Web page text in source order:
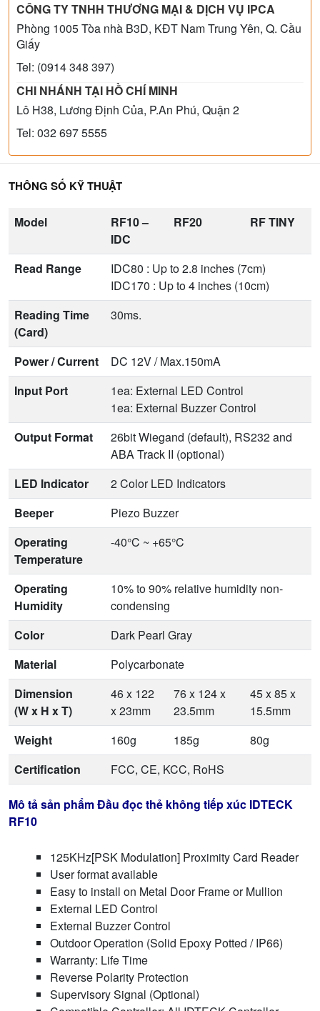
CÔNG TY TNHH THƯƠNG MẠI & DỊCH VỤ IPCA
Phòng 1005 Tòa nhà B3D, KĐT Nam Trung Yên, Q. Cầu
Giấy
Tel: (0914 348 397)
CHI NHÁNH TẠI HỒ CHÍ MINH
Lô H38, Lương Định Của, P.An Phú, Quận 2
Tel: 032 697 5555
Mô tả sản phẩm Đầu đọc thẻ không tiếp xúc IDTECK
RF10
125KHz[PSK Modulation] Proximity Card Reader
User format available
Easy to install on Metal Door Frame or Mullion
External LED Control
External Buzzer Control
Outdoor Operation (Solid Epoxy Potted / IP66)
Warranty: Life Time
Reverse Polarity Protection
Supervisory Signal (Optional)
THÔNG SỐ KỸ THUẬT
Model
RF10 –
IDC
RF20 RF TINY
Read Range
IDC80 : Up to 2.8 inches (7cm)
IDC170 : Up to 4 inches (10cm)
Reading Time
(Card)
30ms.
Power / Current
DC 12V / Max.150mA
Input Port
1ea: External LED Control
1ea: External Buzzer Control
Output Format
26bit Wiegand (default), RS232 and
ABA Track II (optional)
LED Indicator
2 Color LED Indicators
Beeper
Piezo Buzzer
Operating
Temperature
-40°C ~ +65°C
Operating
Humidity
10% to 90% relative humidity non-
condensing
Color
Dark Pearl Gray
Material
Polycarbonate
Dimension
(W x H x T)
46 x 122
x 23mm
76 x 124 x
23.5mm
45 x 85 x
15.5mm
Weight
160g 185g
80g
Certification
FCC, CE, KCC, RoHS